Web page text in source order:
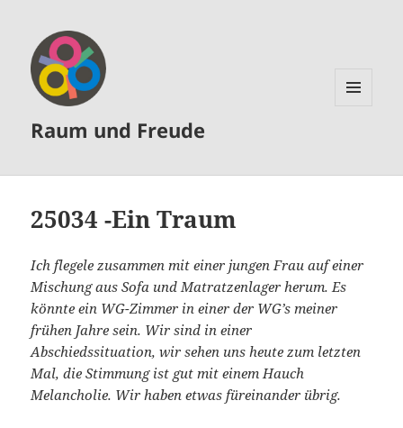
Raum und Freude
25034 -Ein Traum
Ich flegele zusammen mit einer jungen Frau auf einer
Mischung aus Sofa und Matratzenlager herum. Es
könnte ein WG-Zimmer in einer der WG’s meiner
frühen Jahre sein. Wir sind in einer
Abschiedssituation, wir sehen uns heute zum letzten
Mal, die Stimmung ist gut mit einem Hauch
Melancholie. Wir haben etwas füreinander übrig.